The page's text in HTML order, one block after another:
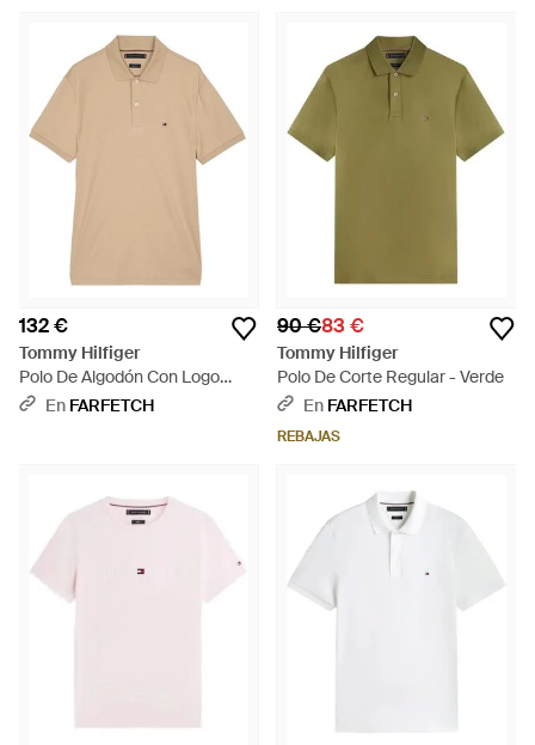
132 €
Tommy Hilfiger
Polo De Algodón Con Logo
Bordado - Neutro
En FARFETCH
90 €83 €
Tommy Hilfiger
Polo De Corte Regular - Verde
En FARFETCH
REBAJAS